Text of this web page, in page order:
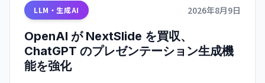
LLM・生成AI 2026年8月9日
OpenAI が NextSlide を買収、
ChatGPT のプレゼンテーション生成機
能を強化